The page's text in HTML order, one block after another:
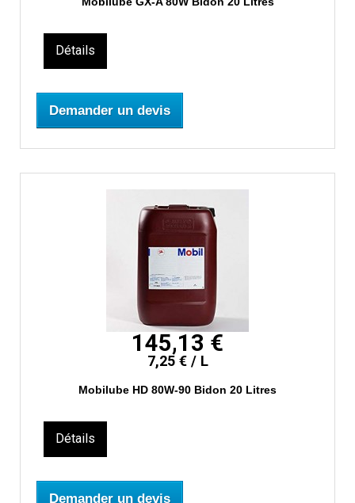
Détails
Demander un devis
145,13 €
7,25 € / L
Mobilube HD 80W-90 Bidon 20 Litres
Détails
Demander un devis